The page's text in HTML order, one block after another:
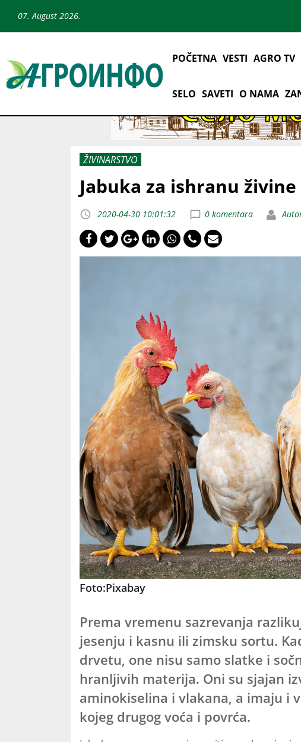
07. August 2026.
POČETNA VESTI AGRO TV
SELO SAVETI O NAMA
ŽIVINARSTVO
Jabuka za ishranu živine
2020-04-30 10:01:32 0 komentara
Foto:Pixabay
Prema vremenu sazrevanja
jesenju i kasnu ili zimsku sortu.
drvetu, one nisu samo slatke i
hranljivih materija. Oni su sjajan
aminokiselina i vlakana, a imaju i
kojeg drugog voća i povrća.